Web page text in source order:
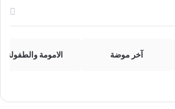
آخر موضة الامومة والطفولة